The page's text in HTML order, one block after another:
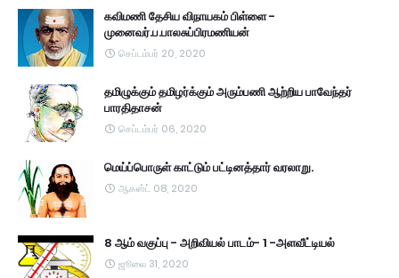
கவிமணி தேசிய விநாயகம் பிள்ளை -
முனைவர்.ப.பாலசுப்பிரமணியன்
செப்டம்பர் 20, 2020
தமிழுக்கும் தமிழர்க்கும் அரும்பணி ஆற்றிய பாவேந்தர்
பாரதிதாசன்
செப்டம்பர் 06, 2020
மெய்ப்பொருள் காட்டும் பட்டினத்தார் வரலாறு.
ஆகஸ்ட் 08, 2020
8 ஆம் வகுப்பு - அறிவியல் பாடம்- 1 -அளவீட்டியல்
ஜூலை 31, 2020